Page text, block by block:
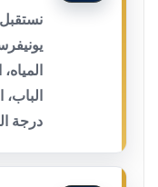
درجة